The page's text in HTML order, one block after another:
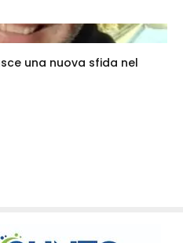
una nuova sfida nel